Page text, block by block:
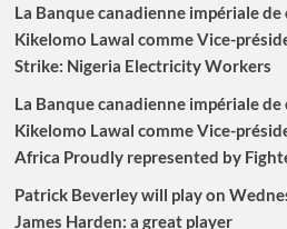
La Banque canadienne impériale
Kikelomo Lawal comme Vice-
Strike: Nigeria Electricity Workers
La Banque canadienne impériale
Kikelomo Lawal comme Vice-
Africa Proudly represented by
Patrick Beverley will play on
James Harden: a great player